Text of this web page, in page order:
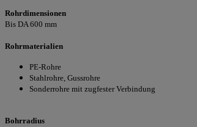
Rohrdimensionen
Bis DA 600 mm
Rohrmaterialien
PE-Rohre
Stahlrohre, Gussrohre
Sonderrohre mit zugfester Verbindung
Bohrradius